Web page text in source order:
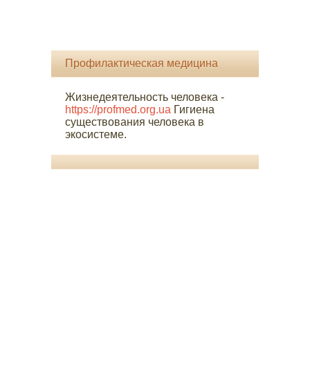
Профилактическая медицина
Жизнедеятельность человека -
https://profmed.org.ua Гигиена
существования человека в
экосистеме.